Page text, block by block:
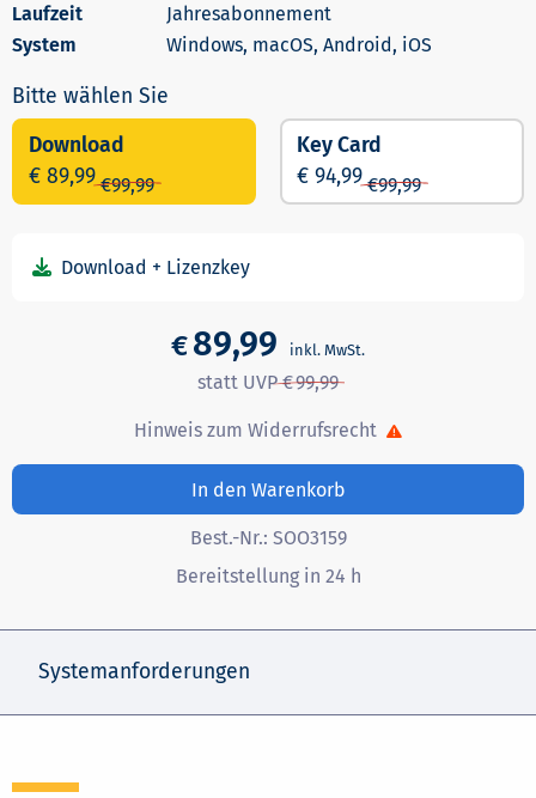
Jahresabonnement
Windows, macOS, Android, iOS
Download
€ 89,99 €99,99
Key Card
€ 94,99 €99,99
€89,99
99,99
Hinweis zum Widerrufsrecht
In den Warenkorb
Best.-Nr.: SOO3159
Bereitstellung in 24 h
Systemanforderungen